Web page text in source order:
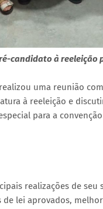
candidato à
uma reunião
à reeleição e
para a
realizações de
lei aprovados,